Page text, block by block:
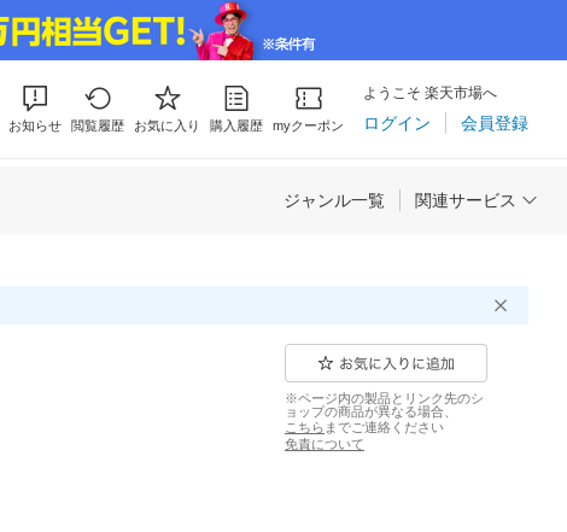
お知らせ 閲覧履歴 お気に入り 購入履歴 myクーポン
ようこそ 楽天市場へ
ログイン 会員登録
ジャンル一覧 関連サービス
※ページ内の製品とリンク先のシ
ョップの商品が異なる場合、
こちら までご連絡ください
免責について